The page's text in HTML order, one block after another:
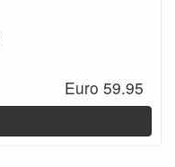
Euro 59.95